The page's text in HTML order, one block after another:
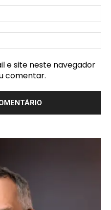
e site neste navegador
comentar.